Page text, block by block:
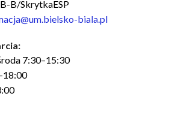
B/SkrytkaESP
biala.pl
7:30–15:30